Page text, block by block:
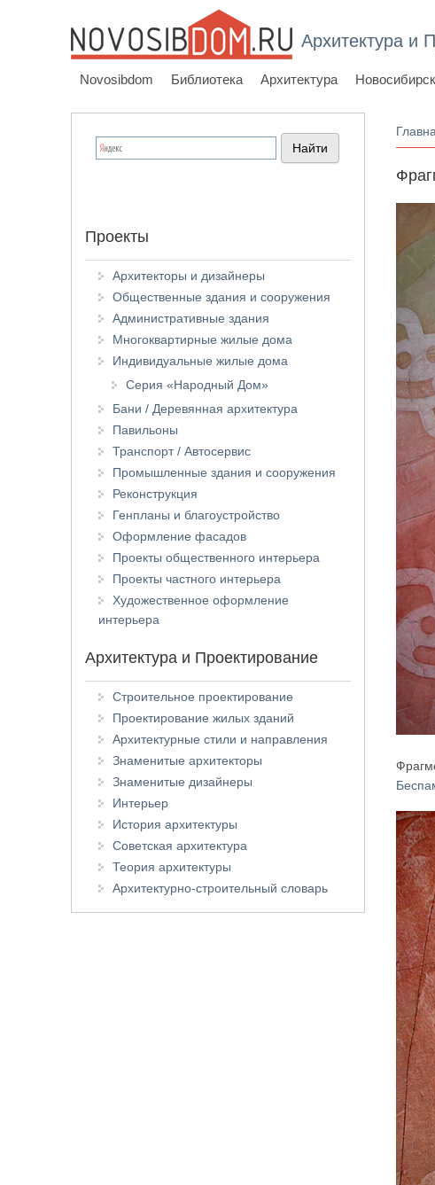
Архитектура и
Novosibdom Библиотека Архитектура Новосибирск
Вы
Проекты
Архитекторы и дизайнеры
Общественные здания и сооружения
Административные здания
Многоквартирные жилые дома
Индивидуальные жилые дома
Серия «Народный Дом»
Бани / Деревянная архитектура
Павильоны
Транспорт / Автосервис
Промышленные здания и сооружения
Реконструкция
Генпланы и благоустройство
Оформление фасадов
Проекты общественного интерьера
Проекты частного интерьера
Художественное оформление
интерьера
Архитектура и Проектирование
Строительное проектирование
Проектирование жилых зданий
Архитектурные стили и направления
Знаменитые архитекторы
Знаменитые дизайнеры
Интерьер
История архитектуры
Советская архитектура
Теория архитектуры
Архитектурно-строительный словарь